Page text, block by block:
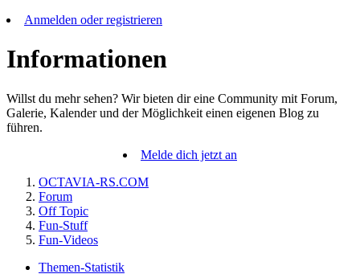
Anmelden oder registrieren
Informationen
Willst du mehr sehen? Wir bieten dir eine Community mit Forum,
Galerie, Kalender und der Möglichkeit einen eigenen Blog zu
führen.
Melde dich jetzt an
OCTAVIA-RS.COM
Forum
Off Topic
Fun-Stuff
Fun-Videos
Themen-Statistik